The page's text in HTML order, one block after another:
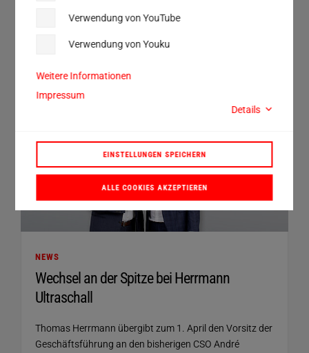
Verwendung von YouTube
Verwendung von Youku
Weitere Informationen
Impressum
Details
EINSTELLUNGEN SPEICHERN
ALLE COOKIES AKZEPTIEREN
NEWS
Wechsel an der Spitze bei Herrmann
Ultraschall
Thomas Herrmann übergibt zum 1. April den Vorsitz der
Geschäftsführung an den bisherigen CSO André